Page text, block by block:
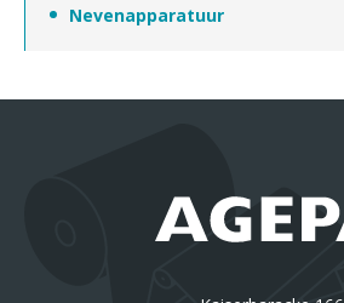
Nevenapparatuur